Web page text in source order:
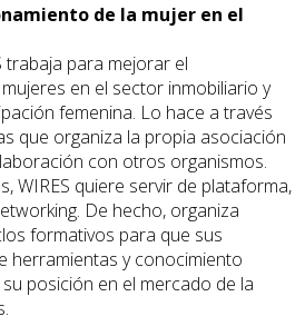
de la mujer en el
trabaja para mejorar el
en el sector inmobiliario y
femenina. Lo hace a través
que organiza la propia asociación
con otros organismos.
WIRES quiere servir de plataforma,
De hecho, organiza
formativos para que sus
herramientas y conocimiento
posición en el mercado de la